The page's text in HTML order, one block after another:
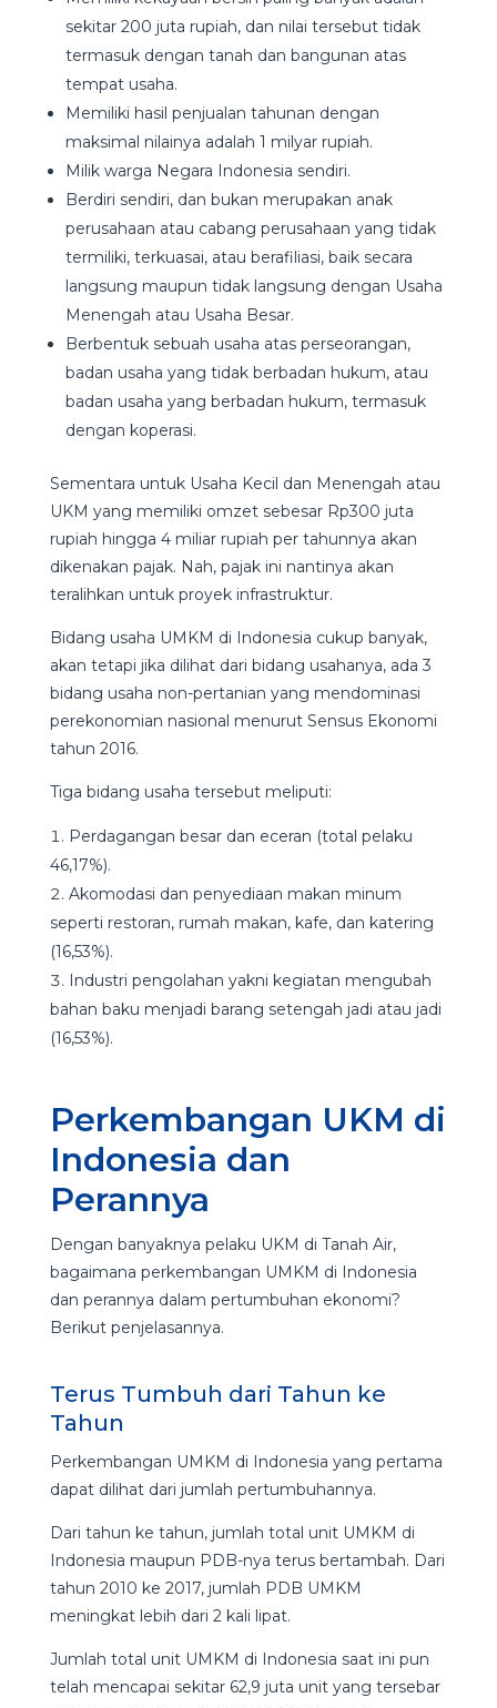
sekitar 200 juta rupiah, dan nilai tersebut tidak
termasuk dengan tanah dan bangunan atas
tempat usaha.
Memiliki hasil penjualan tahunan dengan
maksimal nilainya adalah 1 milyar rupiah.
Milik warga Negara Indonesia sendiri.
Berdiri sendiri, dan bukan merupakan anak
perusahaan atau cabang perusahaan yang tidak
termiliki, terkuasai, atau berafiliasi, baik secara
langsung maupun tidak langsung dengan Usaha
Menengah atau Usaha Besar.
Berbentuk sebuah usaha atas perseorangan,
badan usaha yang tidak berbadan hukum, atau
badan usaha yang berbadan hukum, termasuk
dengan koperasi.
Sementara untuk Usaha Kecil dan Menengah atau
UKM yang memiliki omzet sebesar Rp300 juta
rupiah hingga 4 miliar rupiah per tahunnya akan
dikenakan pajak. Nah, pajak ini nantinya akan
teralihkan untuk proyek infrastruktur.
Bidang usaha UMKM di Indonesia cukup banyak,
akan tetapi jika dilihat dari bidang usahanya, ada 3
bidang usaha non-pertanian yang mendominasi
perekonomian nasional menurut Sensus Ekonomi
tahun 2016.
Tiga bidang usaha tersebut meliputi:
Perdagangan besar dan eceran (total pelaku
46,17%).
Akomodasi dan penyediaan makan minum
seperti restoran, rumah makan, kafe, dan katering
(16,53%).
Industri pengolahan yakni kegiatan mengubah
bahan baku menjadi barang setengah jadi atau jadi
(16,53%).
Perkembangan UKM di
Indonesia dan
Perannya
Dengan banyaknya pelaku UKM di Tanah Air,
bagaimana perkembangan UMKM di Indonesia
dan perannya dalam pertumbuhan ekonomi?
Berikut penjelasannya.
Terus Tumbuh dari Tahun ke
Tahun
Perkembangan UMKM di Indonesia yang pertama
dapat dilihat dari jumlah pertumbuhannya.
Dari tahun ke tahun, jumlah total unit UMKM di
Indonesia maupun PDB-nya terus bertambah. Dari
tahun 2010 ke 2017, jumlah PDB UMKM
meningkat lebih dari 2 kali lipat.
Jumlah total unit UMKM di Indonesia saat ini pun
telah mencapai sekitar 62,9 juta unit yang tersebar